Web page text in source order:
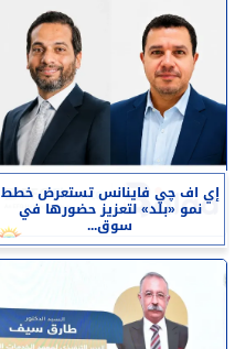
إي اف چي فاينانس تستعرض خطط
نمو «بلد» لتعزيز حضورها في
سوق...